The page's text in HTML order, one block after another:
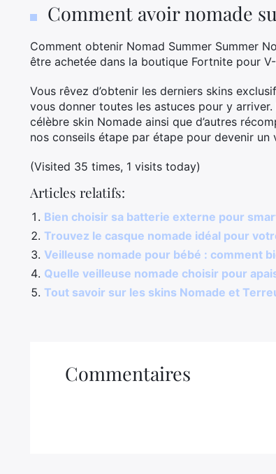
Comment avoir nomade
Comment obtenir Nomad Summer Summer
être achetée dans la boutique Fortnite pour
Vous rêvez d’obtenir les derniers skins
vous donner toutes les astuces pour y
célèbre skin Nomade ainsi que d’autres
nos conseils étape par étape pour devenir
(Visited 35 times, 1 visits today)
Articles relatifs:
Bien choisir sa batterie externe pour
Trouvez le casque nomade idéal pour
Veilleuse nomade pour bébé : comment
Quelle veilleuse nomade choisir pour
Tout savoir sur les skins Nomade et
Commentaires